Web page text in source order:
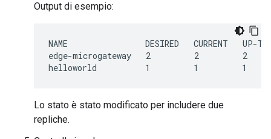
Output di esempio:
NAME                DESIRED   CURRENT   UP-TO-
edge-microgateway   2         2         2
Lo stato è stato modificato per includere due
repliche.